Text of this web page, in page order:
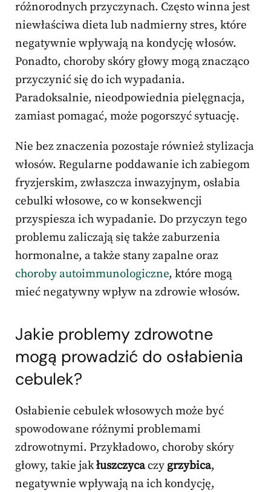
różnorodnych przyczynach. Często winna jest
niewłaściwa dieta lub nadmierny stres, które
negatywnie wpływają na kondycję włosów.
Ponadto, choroby skóry głowy mogą znacząco
przyczynić się do ich wypadania.
Paradoksalnie, nieodpowiednia pielęgnacja,
zamiast pomagać, może pogorszyć sytuację.
Nie bez znaczenia pozostaje również stylizacja
włosów. Regularne poddawanie ich zabiegom
fryzjerskim, zwłaszcza inwazyjnym, osłabia
cebulki włosowe, co w konsekwencji
przyspiesza ich wypadanie. Do przyczyn tego
problemu zaliczają się także zaburzenia
hormonalne, a także stany zapalne oraz
choroby autoimmunologiczne, które mogą
mieć negatywny wpływ na zdrowie włosów.
Jakie problemy zdrowotne
mogą prowadzić do osłabienia
cebulek?
Osłabienie cebulek włosowych może być
spowodowane różnymi problemami
zdrowotnymi. Przykładowo, choroby skóry
głowy, takie jakłuszczycaczy grzybica,
negatywnie wpływają na ich kondycję,